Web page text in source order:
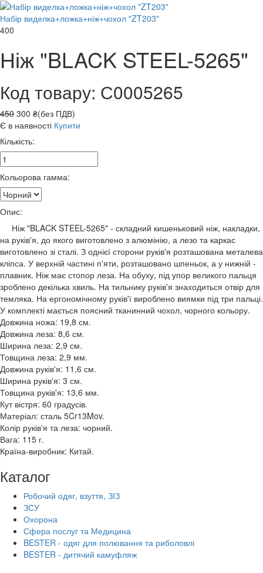
Набір виделка+ложка+ніж+чохол "ZT203"
400
Ніж "BLACK STEEL-5265"
Код товару: С0005265
450 300 ₴(без ПДВ)
Є в наявності Купити
Кількість:
Кольорова гамма:
Опис:
Ніж "BLACK STEEL-5265" - складний кишеньковий ніж, накладки,
на руків'я, до якого виготовлено з алюмінію, а лезо та каркас
виготовлено зі сталі. З однієї сторони руків'я розташована металева
кліпса. У верхній частині п'яти, розташовано шпеньок, а у нижній -
плавник. Ніж має стопор леза. На обуху, під упор великого пальця
зроблено декілька хвиль. На тильнику руків'я знаходиться отвір для
темляка. На ергономічному руків'ї вироблено виямки під три пальці.
У комплекті мається поясний тканинний чохол, чорного кольору.
Довжина ножа: 19,8 см.
Довжина леза: 8,6 см.
Ширина леза: 2,9 см.
Товщина леза: 2,9 мм.
Довжина руків'я: 11,6 см.
Ширина руків'я: 3 см.
Товщина руків'я: 13,6 мм.
Кут вістря: 60 градусів.
Матеріал: сталь 5Cr13Mov.
Колір руків'я та леза: чорний.
Вага: 115 г.
Країна-виробник: Китай.
Каталог
Робочий одяг, взуття, ЗІЗ
ЗСУ
Охорона
Сфера послуг та Медицина
BESTER - одяг для полювання та риболовлі
BESTER - дитячий камуфляж